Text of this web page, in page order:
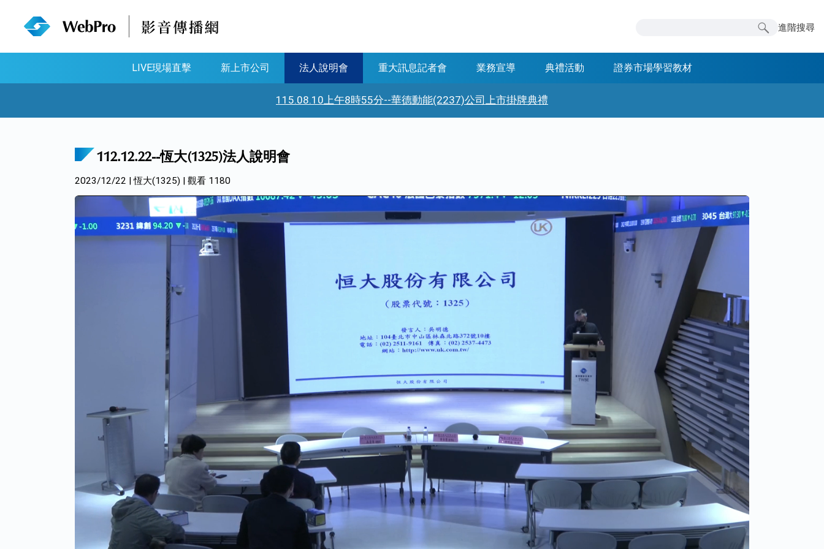
進階搜尋
LIVE現場直擊 新上市公司 法人說明會 重大訊息記者會 業務宣導 典禮活動 證券市場學習教材
115.08.10上午8時55分--華德動能(2237)公司上市掛牌典禮
112.12.22--恆大(1325)法人說明會
2023/12/22 | 恆大(1325) | 觀看 1180